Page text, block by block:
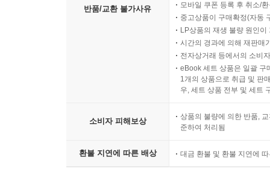
반품/교환 불가사유
모바일 쿠폰 등록 후 취소/
중고상품이 구매확정(자동
LP상품의 재생 불량 원인
시간의 경과에 의해 재판매
전자상거래 등에서의 소비
eBook 세트 상품은 일괄 구
1개의 상품으로 취급 및 판
우, 세트 상품 전부 및 세트
소비자 피해보상
상품의 불량에 의한 반품,
준하여 처리됨
환불 지연에 따른 배상 대금 환불 및 환불 지연에